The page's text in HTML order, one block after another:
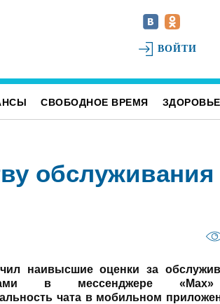
ВОЙТИ
СВОБОДНОЕ ВРЕМЯ ЗДОРОВЬЕ
обслуживания
наивысшие оценки за
в мессенджере
чата в мобильном